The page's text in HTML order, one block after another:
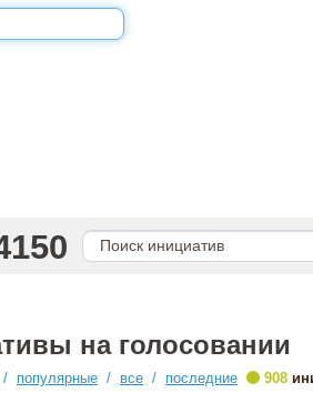
на голосовании
/ популярные / все / последние •
908